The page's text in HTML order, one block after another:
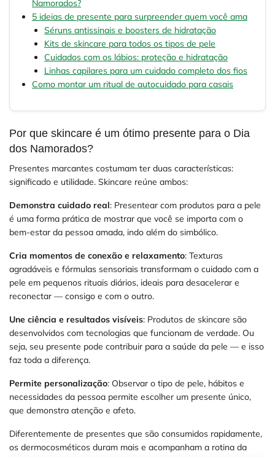
Namorados?
5 ideias de presente para surpreender quem você ama
Séruns antissinais e boosters de hidratação
Kits de skincare para todos os tipos de pele
Cuidados com os lábios: proteção e hidratação
Linhas capilares para um cuidado completo dos fios
Como montar um ritual de autocuidado para casais
Por que skincare é um ótimo presente para o Dia
dos Namorados?
Presentes marcantes costumam ter duas características:
significado e utilidade. Skincare reúne ambos:
Demonstra cuidado real: Presentear com produtos para a pele
é uma forma prática de mostrar que você se importa com o
bem-estar da pessoa amada, indo além do simbólico.
Cria momentos de conexão e relaxamento: Texturas
agradáveis e fórmulas sensoriais transformam o cuidado com a
pele em pequenos rituais diários, ideais para desacelerar e
reconectar — consigo e com o outro.
Une ciência e resultados visíveis: Produtos de skincare são
desenvolvidos com tecnologias que funcionam de verdade. Ou
seja, seu presente pode contribuir para a saúde da pele — e isso
faz toda a diferença.
Permite personalização: Observar o tipo de pele, hábitos e
necessidades da pessoa permite escolher um presente único,
que demonstra atenção e afeto.
Diferentemente de presentes que são consumidos rapidamente,
os dermocosméticos duram mais e acompanham a rotina da